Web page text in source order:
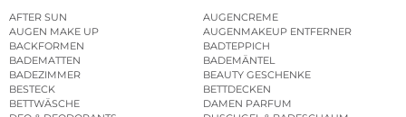
AFTER SUN
AUGENCREME
AUGEN MAKE UP
AUGENMAKEUP ENTFERNER
BACKFORMEN
BADTEPPICH
BADEMATTEN
BADEMÄNTEL
BADEZIMMER
BEAUTY GESCHENKE
BESTECK
BETTDECKEN
BETTWÄSCHE
DAMEN PARFUM